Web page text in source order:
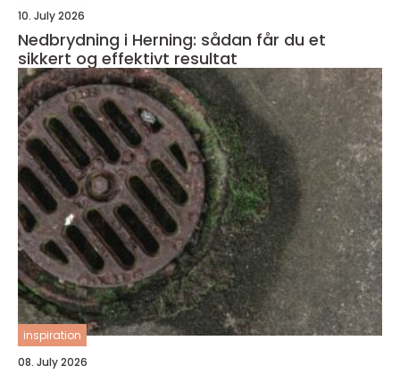
10. July 2026
Nedbrydning i Herning: sådan får du et
sikkert og effektivt resultat
inspiration
08. July 2026